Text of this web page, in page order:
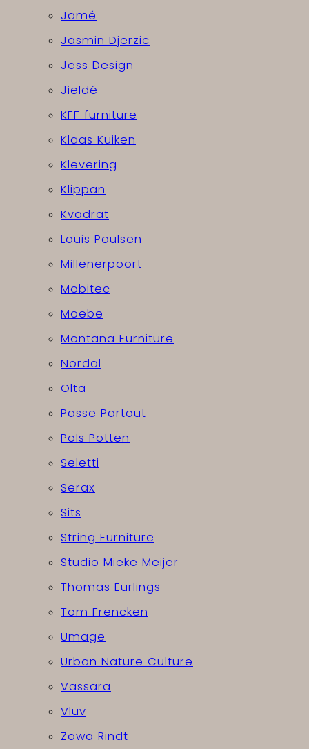
Jamé
Jasmin Djerzic
Jess Design
Jieldé
KFF furniture
Klaas Kuiken
Klevering
Klippan
Kvadrat
Louis Poulsen
Millenerpoort
Mobitec
Moebe
Montana Furniture
Nordal
Olta
Passe Partout
Pols Potten
Seletti
Serax
Sits
String Furniture
Studio Mieke Meijer
Thomas Eurlings
Tom Frencken
Umage
Urban Nature Culture
Vassara
Vluv
Zowa Rindt